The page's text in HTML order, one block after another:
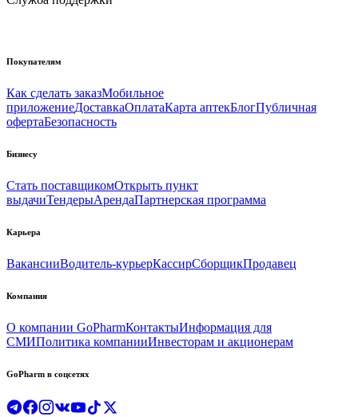
Покупателям
Как сделать заказМобильное
приложениеДоставкаОплатаКарта аптекБлогПубличная
офертаБезопасность
Бизнесу
Стать поставщикомОткрыть пункт
выдачиТендерыАрендаПартнерская программа
Карьера
ВакансииВодитель-курьерКассирСборщикПродавец
Компания
О компании GoPharmКонтактыИнформация для
СМИПолитика компанииИнвесторам и акционерам
GoPharm в соцсетях